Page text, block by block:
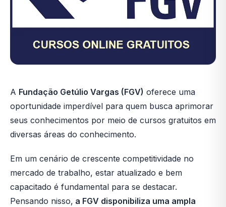
A Fundação Getúlio Vargas (FGV) oferece uma
oportunidade imperdível para quem busca aprimorar
seus conhecimentos por meio de cursos gratuitos em
diversas áreas do conhecimento.
Em um cenário de crescente competitividade no
mercado de trabalho, estar atualizado e bem
capacitado é fundamental para se destacar.
Pensando nisso, a FGV disponibiliza uma ampla